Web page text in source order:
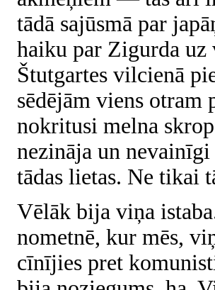
tādā sajūsmā par
haiku par Zigurda uz
Štutgartes vilcienā
sēdējām viens
nokritusi melna
nezināja un nevainīgi
tādas lietas. Ne tikai
Vēlāk bija viņa
nometnē, kur mēs,
cīnījies pret